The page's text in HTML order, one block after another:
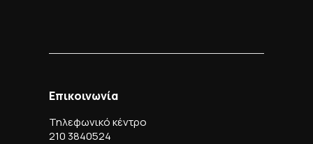
Επικοινωνία
Τηλεφωνικό κέντρο
210 3840524